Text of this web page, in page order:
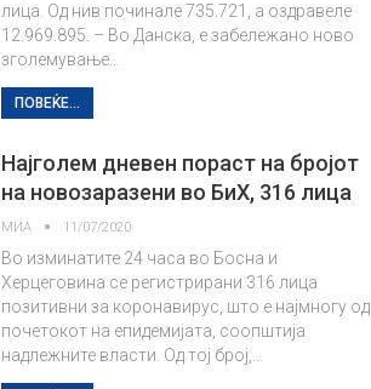
лица. Од нив починале 735.721, а оздравеле
12.969.895. – Во Данска, е забележано ново
зголемување…
ПОВЕЌЕ...
Најголем дневен пораст на бројот
на новозаразени во БиХ, 316 лица
МИА 11/07/2020
Во изминатите 24 часа во Босна и
Херцеговина се регистрирани 316 лица
позитивни за коронавирус, што е најмногу од
почетокот на епидемијата, соопштија
надлежните власти. Од тој број,…